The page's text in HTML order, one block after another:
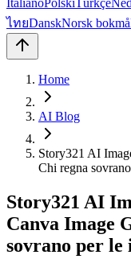
ItalianoPolskiTürkçe
ไทยDanskNorsk
Home
AI Blog
Story321 AI
Chi regna
Story321 AI
Canva Image
sovrano per